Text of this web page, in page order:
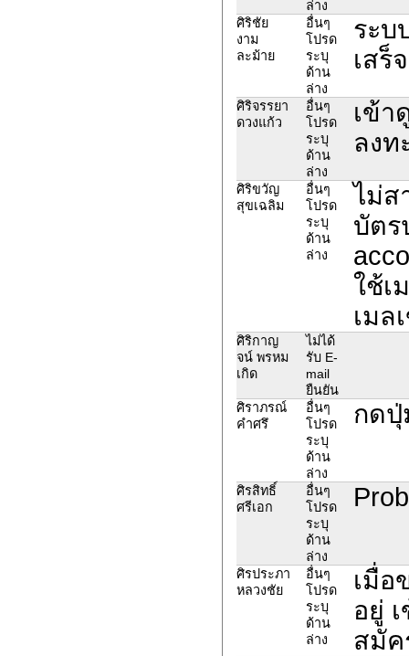
ล่าง
ศิริชัย
งาม
ละม้าย
อื่นๆ
โปรด
ระบุ
ด้าน
ล่าง
ระบ
เสร็
ศิริจรรยา
ดวงแก้ว
อื่นๆ
โปรด
ระบุ
ด้าน
ล่าง
เข้า
ลงท
ศิริขวัญ
สุขเฉลิม
อื่นๆ
โปรด
ระบุ
ด้าน
ล่าง
ไม่ส
บัตร
ใช้เ
เมล
ศิริกาญ
จน์ พรหม
เกิด
ไม่ได้
รับ E-
mail
ยืนยัน
ศิราภรณ์
คำศรึ
อื่นๆ
โปรด
ระบุ
ด้าน
ล่าง
กดปุ่
ศิรสิทธิ์
ศรีเอก
อื่นๆ
โปรด
ระบุ
ด้าน
ล่าง
ศิรประภา
หลวงชัย
อื่นๆ
โปรด
ระบุ
ด้าน
ล่าง
เมื่อ
อยู่
สมั